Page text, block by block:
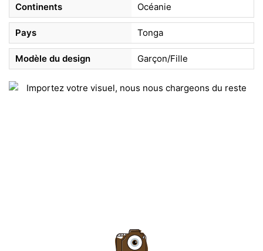
Continents Océanie
Pays Tonga
Modèle du design Garçon/Fille